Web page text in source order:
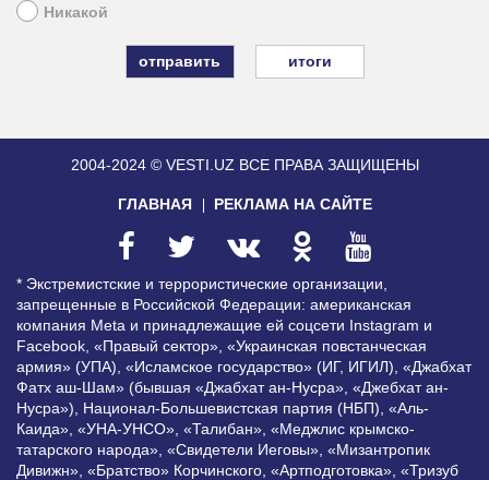
Никакой
итоги
2004-2024 © VESTI.UZ ВСЕ ПРАВА ЗАЩИЩЕНЫ
ГЛАВНАЯ РЕКЛАМА НА САЙТЕ
* Экстремистские и террористические организации,
запрещенные в Российской Федерации: американская
компания Meta и принадлежащие ей соцсети Instagram и
Facebook, «Правый сектор», «Украинская повстанческая
армия» (УПА), «Исламское государство» (ИГ, ИГИЛ), «Джабхат
Фатх аш-Шам» (бывшая «Джабхат ан-Нусра», «Джебхат ан-
Нусра»), Национал-Большевистская партия (НБП), «Аль-
Каида», «УНА-УНСО», «Талибан», «Меджлис крымско-
татарского народа», «Свидетели Иеговы», «Мизантропик
Дивижн», «Братство» Корчинского, «Артподготовка», «Тризуб